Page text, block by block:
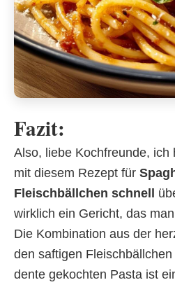
Fazit:
Also, liebe Kochfreunde, ich
mit diesem Rezept für
Fleischbällchen schnell
wirklich ein Gericht, das
Die Kombination aus der
den saftigen
dente gekochten Pasta ist